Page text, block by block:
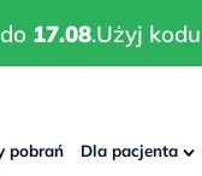
17.08.Użyj
17.08.Użyj kodu:
pobrań Dla pacjenta